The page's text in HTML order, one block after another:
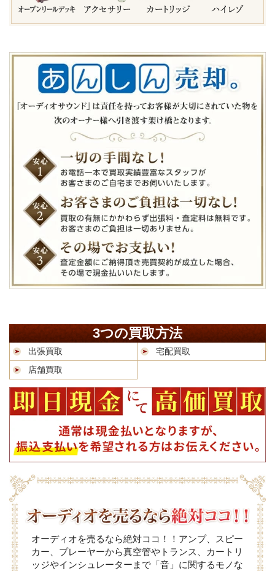
3つの買取方法
出張買取
宅配買取
店舗買取
オーディオを売るなら絶対ココ！！アンプ、スピー
カー、プレーヤーから真空管やトランス、カートリ
ッジやインシュレーターまで「音」に関するモノな